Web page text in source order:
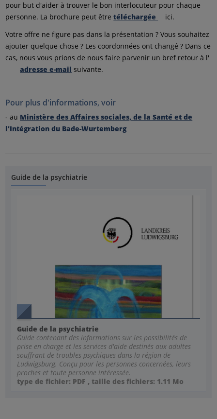
pour but d'aider à trouver le bon interlocuteur pour chaque
personne. La brochure peut êtretéléchargée
ici.
Votre offre ne figure pas dans la présentation ? Vous souhaitez
ajouter quelque chose ? Les coordonnées ont changé ? Dans ce
cas, nous vous prions de nous faire parvenir un bref retour à l'
adresse e-mail suivante.
Pour plus d'informations, voir
- au Ministère des Affaires sociales, de la Santé et de
l'Intégration du Bade-Wurtemberg
Guide de la psychiatrie
Guide de la psychiatrie
Guide contenant des informations sur les possibilités de
prise en charge et les services d'aide destinés aux adultes
souffrant de troubles psychiques dans la région de
Ludwigsburg. Conçu pour les personnes concernées, leurs
proches et toute personne intéressée.
type de fichier: PDF , taille des fichiers: 1.11 Mo